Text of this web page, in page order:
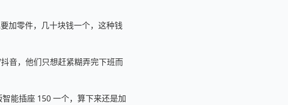
加零件，几十块钱一个，这种钱
音，他们只想赶紧糊弄完下班而
能插座 150 一个，算下来还是加